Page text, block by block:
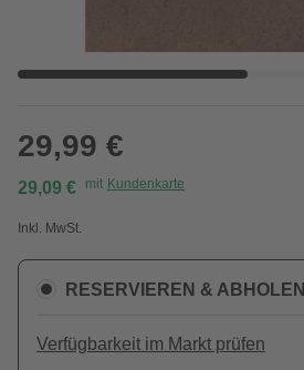
29,99 €
29,09 € mit Kundenkarte
Inkl. MwSt.
RESERVIEREN & ABHOLEN
Verfügbarkeit im Markt prüfen